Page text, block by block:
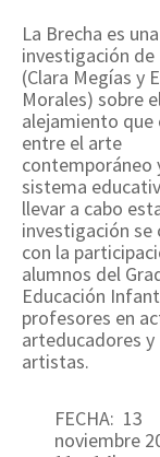
La Brecha es una
investigación de
(Clara Megías y
Morales) sobre
alejamiento que
entre el arte
contemporáneo
sistema
llevar a cabo
investigación se
con la
alumnos del
Educación
profesores en
arteducadores y
artistas.
FECHA: 13
noviembre